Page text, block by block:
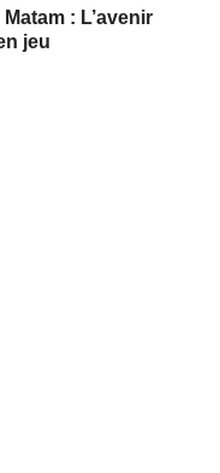
: L’avenir
jeu